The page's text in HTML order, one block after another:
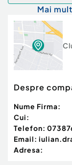
Mai
Despre
Nume Firma:
Cui:
Telefon:
Email:
Adresa: